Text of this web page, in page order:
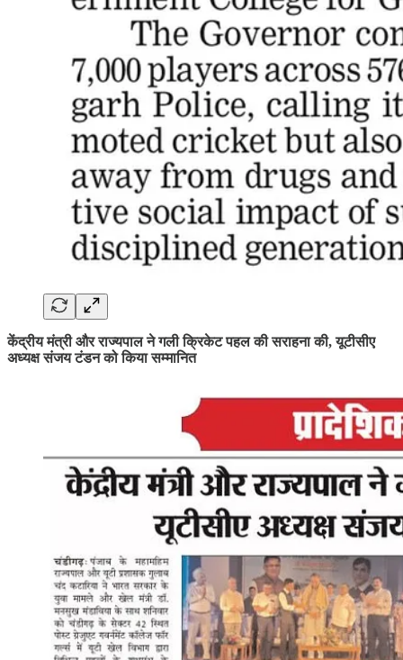
केंद्रीय मंत्री और राज्यपाल ने गली क्रिकेट पहल की सराहना की, यूटीसीए
अध्यक्ष संजय टंडन को किया सम्मानित